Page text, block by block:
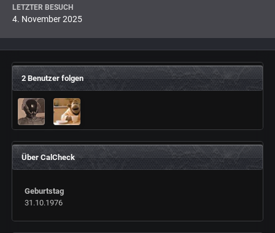
LETZTER BESUCH
4. November 2025
2 Benutzer folgen
Über CalCheck
Geburtstag
31.10.1976